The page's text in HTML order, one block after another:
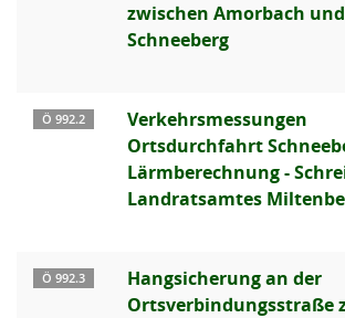
zwischen Amorbach und
Schneeberg
Ö 992.2
Verkehrsmessungen
Ortsdurchfahrt
Lärmberechnung -
Landratsamtes
Ö 992.3
Hangsicherung an der
Ortsverbindungsstraße